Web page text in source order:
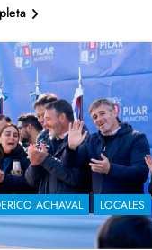
ACHAVAL LOCALES